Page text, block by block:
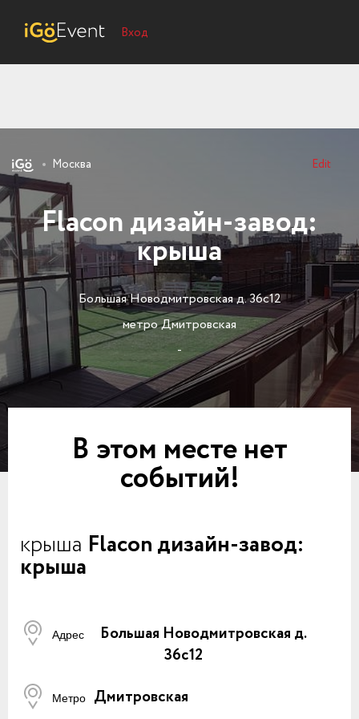
Вход
Москва Edit
Flacon дизайн-завод:
крыша
Большая Новодмитровская д. 36с12
метро Дмитровская
-
В этом месте нет
событий!
крыша Flacon дизайн-завод:
крыша
Адрес
Большая Новодмитровская д.
36с12
Метро Дмитровская